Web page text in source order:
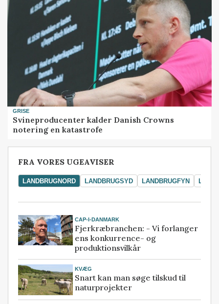
GRISE
Svineproducenter kalder Danish Crowns
notering en katastrofe
FRA VORES UGEAVISER
LANDBRUGNORD LANDBRUGSYD LANDBRUGFYN
CAP-I-DANMARK
Fjerkræbranchen: - Vi forlanger
ens konkurrence- og
produktionsvilkår
KVÆG
Snart kan man søge tilskud til
naturprojekter